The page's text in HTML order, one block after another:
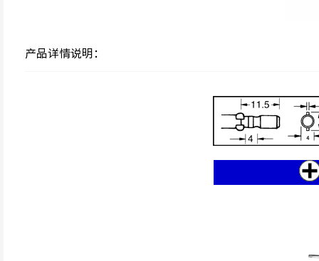
产品详情说明：